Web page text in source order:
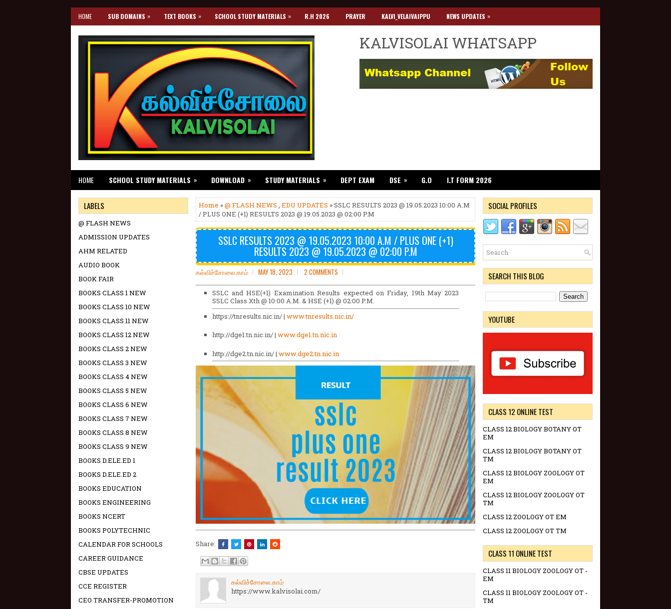
HOME SUB DOMAINS » TEXT BOOKS » SCHOOL STUDY MATERIALS » R.H 2026 PRAYER KALVI_VELAIVAIPPU NEWS UPDATES »
KALVISOLAI WHATSAPP
HOME SCHOOL STUDY MATERIALS » DOWNLOAD » STUDY MATERIALS » DEPT EXAM DSE » G.O I.T FORM 2026
Home »@ FLASH NEWS , EDU UPDATES » SSLC RESULTS 2023 @ 19.05.2023 10:00 A.M
/ PLUS ONE (+1) RESULTS 2023 @ 19.05.2023 @ 02:00 P.M
SSLC RESULTS 2023 @ 19.05.2023 10:00 A.M / PLUS ONE (+1)
RESULTS 2023 @ 19.05.2023 @ 02:00 P.M
கல்விச்சோலை.காம் MAY 18, 2023 2 COMMENTS
SSLC and HSE(+1) Examination Results expected on Friday, 19th May 2023
SSLC Class Xth @ 10:00 A.M. & HSE (+1) @ 02:00 P.M.
https://tnresults.nic.in/ | www.tnresults.nic.in/
http://dge1.tn.nic.in/ | www.dge1.tn.nic.in
http://dge2.tn.nic.in/ | www.dge2.tn.nic.in
Share:
கல்விச்சோலை.காம்
https://www.kalvisolai.com/
LABELS
@ FLASH NEWS
ADMISSION UPDATES
AHM RELATED
AUDIO BOOK
BOOK FAIR
BOOKS CLASS 1 NEW
BOOKS CLASS 10 NEW
BOOKS CLASS 11 NEW
BOOKS CLASS 12 NEW
BOOKS CLASS 2 NEW
BOOKS CLASS 3 NEW
BOOKS CLASS 4 NEW
BOOKS CLASS 5 NEW
BOOKS CLASS 6 NEW
BOOKS CLASS 7 NEW
BOOKS CLASS 8 NEW
BOOKS CLASS 9 NEW
BOOKS D.ELE.ED 1
BOOKS D.ELE.ED 2
BOOKS EDUCATION
BOOKS ENGINEERING
BOOKS NCERT
BOOKS POLYTECHNIC
CALENDAR FOR SCHOOLS
CAREER GUIDANCE
CBSE UPDATES
CCE REGISTER
CEO TRANSFER-PROMOTION
SOCIAL PROFILES
SEARCH THIS BLOG
YOUTUBE
CLASS 12 ONLINE TEST
CLASS 12 BIOLOGY BOTANY OT
EM
CLASS 12 BIOLOGY BOTANY OT
TM
CLASS 12 BIOLOGY ZOOLOGY OT
EM
CLASS 12 BIOLOGY ZOOLOGY OT
TM
CLASS 12 ZOOLOGY OT EM
CLASS 12 ZOOLOGY OT TM
CLASS 11 ONLINE TEST
CLASS 11 BIOLOGY ZOOLOGY OT -
EM
CLASS 11 BIOLOGY ZOOLOGY OT -
TM